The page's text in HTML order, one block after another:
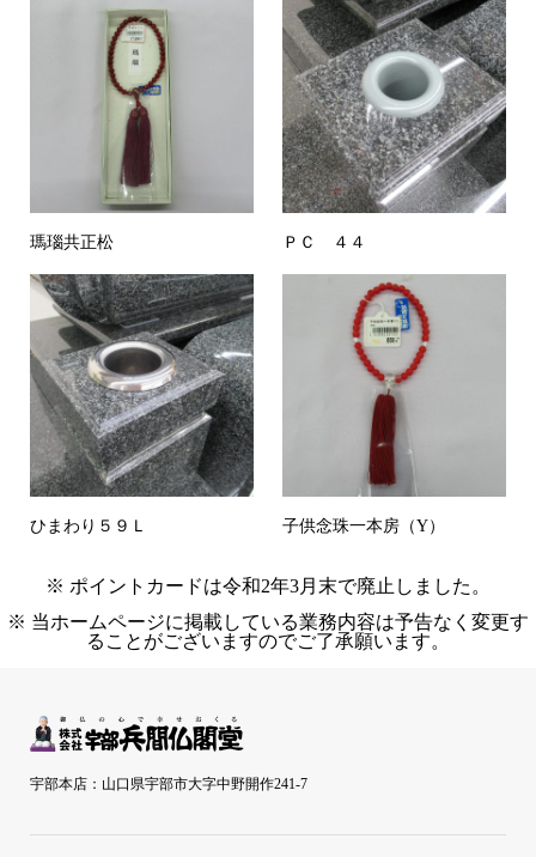
瑪瑙共正松 ＰＣ ４４
ひまわり５９Ｌ 子供念珠一本房（Y）
※ ポイントカードは令和2年3月末で廃止しました。
※ 当ホームページに掲載している業務内容は予告なく変更す
ることがございますのでご了承願います。
宇部本店：山口県宇部市大字中野開作241-7